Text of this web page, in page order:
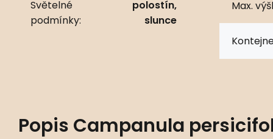
Světelné
podmínky:
polostín,
slunce
Max.
Popis Campanula